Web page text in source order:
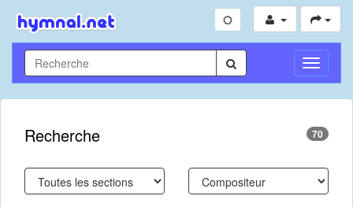
Toggle
Recherche 70